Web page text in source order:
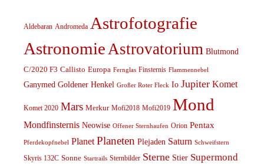
Aldebaran Andromeda Astrofotografie
AstronomieAstrovatorium Blutmond
C/2020 F3 Callisto Europa Fernglas Finsternis Flammennebel
Ganymed Goldener Henkel Großer Roter Fleck Io Jupiter Komet
Komet 2020 Mars Merkur Mofi2018 Mofi2019 Mond
Mondfinsternis Neowise Offener Sternhaufen Orion Pentax
Pferdekopfnebel Planet Planeten Plejaden Saturn Schweifstern
Skyris 132C Sonne Startrails Sternbilder Sterne Stier Supermond